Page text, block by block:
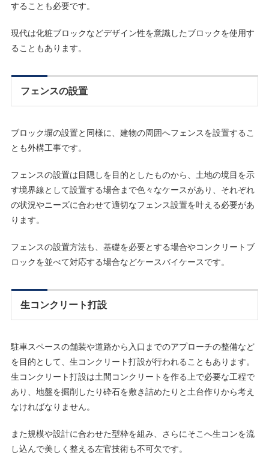
することも必要です。
現代は化粧ブロックなどデザイン性を意識したブロックを使用す
ることもあります。
フェンスの設置
ブロック塀の設置と同様に、建物の周囲へフェンスを設置するこ
とも外構工事です。
フェンスの設置は目隠しを目的としたものから、土地の境目を示
す境界線として設置する場合まで色々なケースがあり、それぞれ
の状況やニーズに合わせて適切なフェンス設置を叶える必要があ
ります。
フェンスの設置方法も、基礎を必要とする場合やコンクリートブ
ロックを並べて対応する場合などケースバイケースです。
生コンクリート打設
駐車スペースの舗装や道路から入口までのアプローチの整備など
を目的として、生コンクリート打設が行われることもあります。
生コンクリート打設は土間コンクリートを作る上で必要な工程で
あり、地盤を掘削したり砕石を敷き詰めたりと土台作りから考え
なければなりません。
また規模や設計に合わせた型枠を組み、さらにそこへ生コンを流
し込んで美しく整える左官技術も不可欠です。